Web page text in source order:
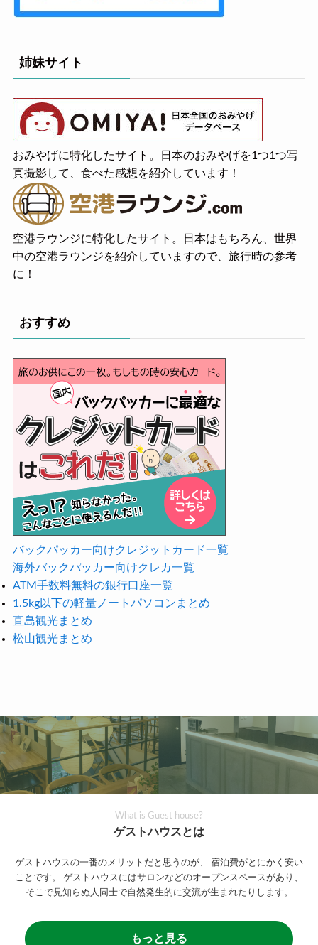
姉妹サイト
おみやげに特化したサイト。日本のおみやげを1つ1つ写
真撮影して、食べた感想を紹介しています！
空港ラウンジに特化したサイト。日本はもちろん、世界
中の空港ラウンジを紹介していますので、旅行時の参考
に！
おすすめ
バックパッカー向けクレジットカード一覧
海外バックパッカー向けクレカ一覧
ATM手数料無料の銀行口座一覧
1.5kg以下の軽量ノートパソコンまとめ
直島観光まとめ
松山観光まとめ
What is Guest house?
ゲストハウスとは
ゲストハウスの一番のメリットだと思うのが、
宿泊費がとにかく安い
ことです。
ゲストハウスにはサロンなどのオープンスペースがあり、
そこで見知らぬ人同士で自然発生的に交流が生まれたりします。
もっと見る